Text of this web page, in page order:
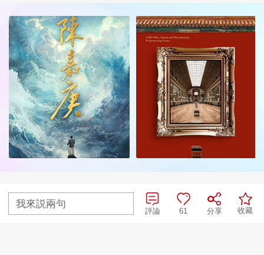
我來説兩句
收藏
分享
61
評論